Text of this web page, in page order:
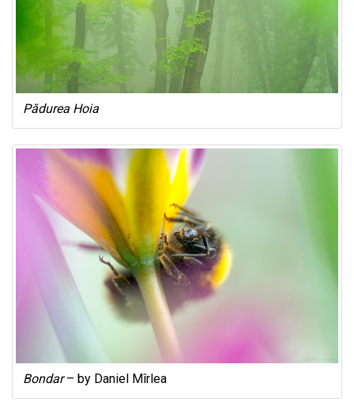
Pădurea Hoia
Bondar– by Daniel Mîrlea